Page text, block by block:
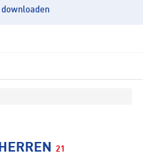
downloaden
21